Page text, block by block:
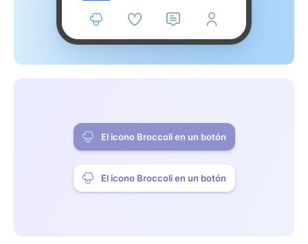
El icono Broccoli en un botón
El icono Broccoli en un botón